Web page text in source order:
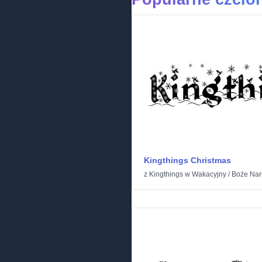
Kingthings Christmas
z Kingthings w Wakacyjny / Boże